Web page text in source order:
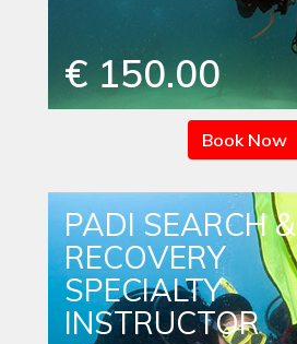
€ 150.00
Book Now
PADI SEARCH &
RECOVERY
SPECIALTY
INSTRUCTOR